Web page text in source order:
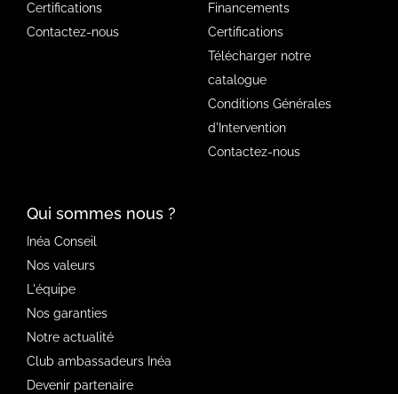
Certifications
Contactez-nous
Financements
Certifications
Télécharger notre
catalogue
Conditions Générales
d'Intervention
Contactez-nous
Qui sommes nous ?
Inéa Conseil
Nos valeurs
L'équipe
Nos garanties
Notre actualité
Club ambassadeurs Inéa
Devenir partenaire